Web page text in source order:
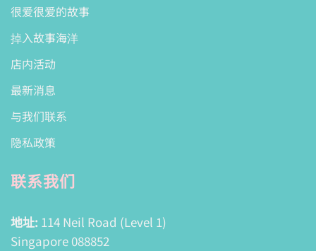
很爱很爱的故事
掉入故事海洋
店内活动
最新消息
与我们联系
隐私政策
联系我们
地址: 114 Neil Road (Level 1)
Singapore 088852